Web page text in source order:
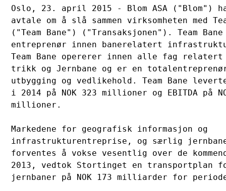
Oslo, 23. april 2015 - Blom ASA ("Blom")
avtale om å slå sammen virksomheten med
("Team Bane") ("Transaksjonen"). Team
entreprenør innen banerelatert
Team Bane opererer innen alle fag
trikk og Jernbane og er en
utbygging og vedlikehold. Team Bane
i 2014 på NOK 323 millioner og EBITDA på
millioner.
Markedene for geografisk informasjon og
infrastrukturentreprise, og særlig
forventes å vokse vesentlig over de
2013, vedtok Stortinget en transportplan
jernbaner på NOK 173 milliarder for